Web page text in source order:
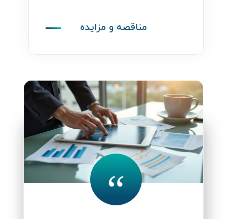
“
مناقصه و مزایده